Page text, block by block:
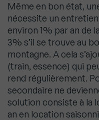
Même en bon état,
nécessite un
environ 1% par an de
3% s’il se trouve au
montagne. A cela
(train, essence) qui
rend régulièrement.
secondaire ne
solution consiste à la
an en location